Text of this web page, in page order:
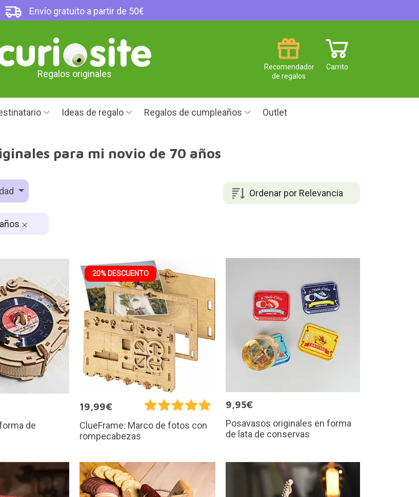
Envío gratuito a partir de 50€
Regalos originales
Carrito
Recomendador
de regalos
Ideas de regalo Regalos de cumpleaños Outlet
para mi novio de 70 años
Ordenar por Relevancia
de
20% DESCUENTO
19,99€
ClueFrame: Marco de fotos con
rompecabezas
9,95€
Posavasos originales en forma
de lata de conservas